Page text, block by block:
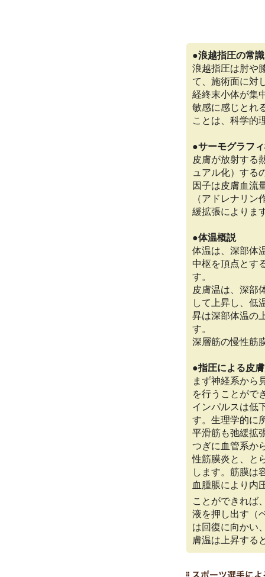
●浪越指圧の常識
浪越指圧は肘や
て、施術面に対
経終末小体が集
敏感に感じとれ
ことは、科学的
●サーモグラフ
皮膚が放射する
ュアル化）する
因子は皮膚血流
（アドレナリ
緩拡張によりま
●体温概説
体温は、深部体
中枢を頂点とす
す。
皮膚温は、深部
して上昇し、低
昇は深部体温の
す。
深層筋の慢性筋
●指圧による皮
まず神経系から
を行うことがで
インパルスは低
す。生理学的に
平滑筋も弛緩拡
つぎに血管系か
性筋膜炎と、と
します。筋膜は
血腫脹により内
ことができれば
液を押し出す（
は回復に向かい
膚温は上昇する